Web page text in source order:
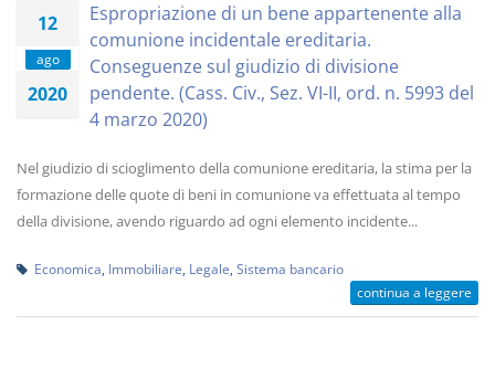
12
ago
2020
Espropriazione di un bene appartenente alla
comunione incidentale ereditaria.
Conseguenze sul giudizio di divisione
pendente. (Cass. Civ., Sez. VI-II, ord. n. 5993 del
4 marzo 2020)
Nel giudizio di scioglimento della comunione ereditaria, la stima per la
formazione delle quote di beni in comunione va effettuata al tempo
della divisione, avendo riguardo ad ogni elemento incidente...
Economica Immobiliare Legale Sistema bancario
continua a leggere